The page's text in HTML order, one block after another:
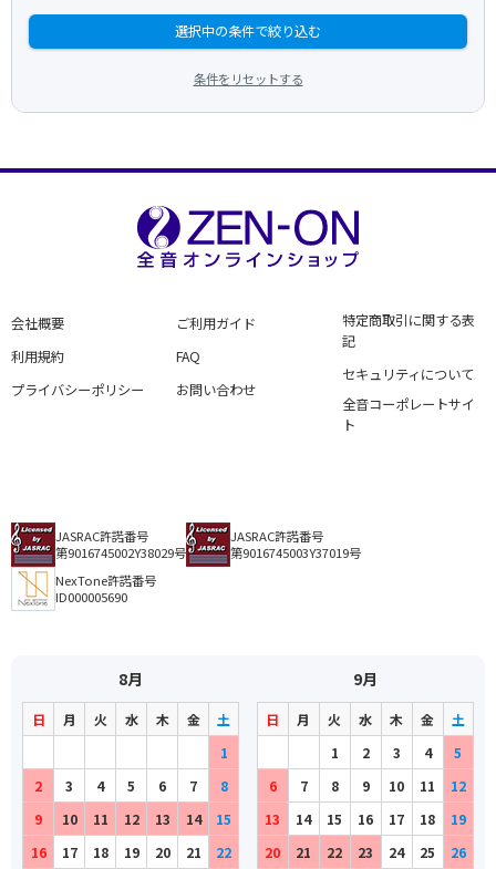
選択中の条件で絞り込む
条件をリセットする
会社概要
利用規約
プライバシーポリシー
ご利用ガイド
FAQ
お問い合わせ
特定商取引に関する表
記
セキュリティについて
全音コーポレートサイ
ト
JASRAC許諾番号
第9016745002Y38029号
JASRAC許諾番号
第9016745003Y37019号
NexTone許諾番号
ID000005690
8月
日 月 火 水 木 金
土
1
2
3 4 5 6 7
8
9
10 11 12 13 14
15
16
17 18 19 20 21 22
9月
日 月 火 水 木 金
土
1
2 3 4
5
6
7 8 9 10 11
12
13
14 15 16 17 18
19
20
21 22 23 24 25 26